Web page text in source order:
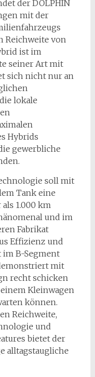
der DOLPHIN
mit der
Reichweite von
ist im
seiner Art mit
sich nicht nur an
lokale
Hybrids
gewerbliche
soll mit
Tank eine
1.000 km
und im
Fabrikat
Effizienz und
B-Segment
mit
recht schicken
Kleinwagen
können.
Reichweite,
und
bietet der
alltagstaugliche